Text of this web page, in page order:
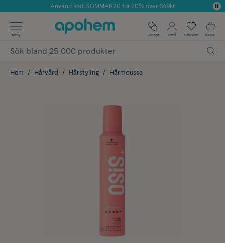
Årets Butik 2025 inom Skönhet
Använd kod: SOMMAR20 för 20% över 649kr
✓ Fri frakt
✓ Poäng på alla köp*
Meny Recept Profil Favoriter Kassa
Hem Hårvård Hårstyling Hårmousse